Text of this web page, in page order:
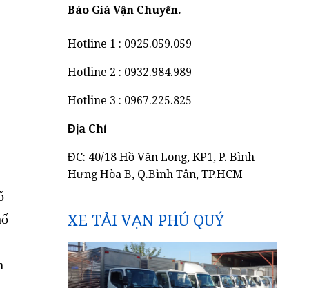
Báo Giá Vận Chuyển.
Hotline 1 : 0925.059.059
Hotline 2 : 0932.984.989
Hotline 3 : 0967.225.825
Địa Chỉ
ĐC: 40/18 Hồ Văn Long, KP1, P. Bình
Hưng Hòa B, Q.Bình Tân, TP.HCM
XE TẢI VẠN PHÚ QUÝ